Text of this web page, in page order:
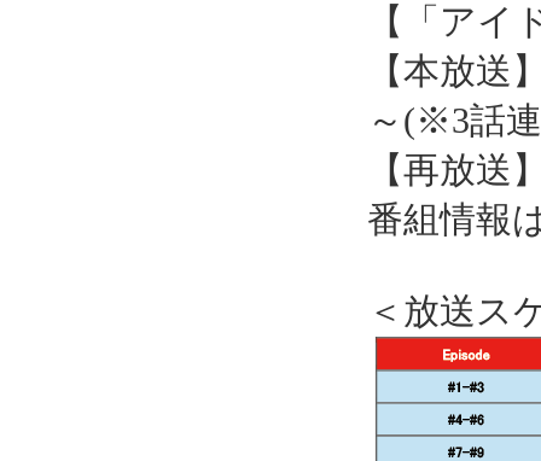
【「アイ
【本放送
～(※3話
【再放送
番組情報
＜放送ス